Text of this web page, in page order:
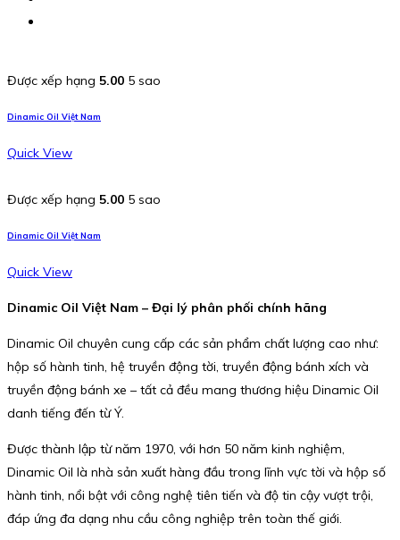
Được xếp hạng 5.00 5 sao
Dinamic Oil Việt Nam
Quick View
Được xếp hạng 5.00 5 sao
Dinamic Oil Việt Nam
Quick View
Dinamic Oil Việt Nam – Đại lý phân phối chính hãng
Dinamic Oil chuyên cung cấp các sản phẩm chất lượng cao như:
hộp số hành tinh, hệ truyền động tời, truyền động bánh xích và
truyền động bánh xe – tất cả đều mang thương hiệu Dinamic Oil
danh tiếng đến từ Ý.
Được thành lập từ năm 1970, với hơn 50 năm kinh nghiệm,
Dinamic Oil là nhà sản xuất hàng đầu trong lĩnh vực tời và hộp số
hành tinh, nổi bật với công nghệ tiên tiến và độ tin cậy vượt trội,
đáp ứng đa dạng nhu cầu công nghiệp trên toàn thế giới.